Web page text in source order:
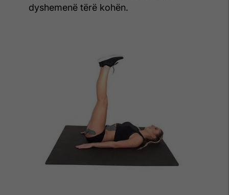
dyshemenë tërë kohën.